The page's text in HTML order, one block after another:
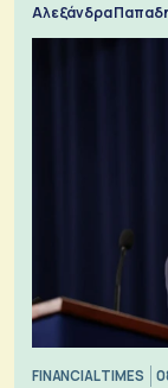
Αλεξάνδρα
FINANCIAL TIMES